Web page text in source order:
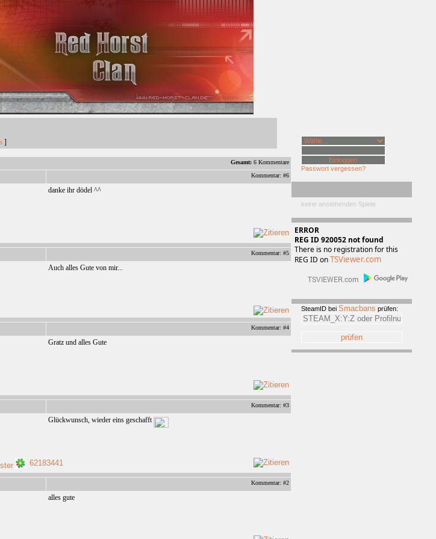
]
Gesamt:6 Kommentare
Kommentar: #6
danke ihr dödel ^^
Kommentar: #5
Auch alles Gute von mir...
Kommentar: #4
Gratz und alles Gute
Kommentar: #3
Glückwunsch, wieder eins geschafft
62183441
Kommentar: #2
alles gute
Passwort vergessen?
keine anstehenden Spiele
ERROR
REG ID 920052 not found
There is no registration for this
REG ID onTSViewer.com
SteamID bei Smacbans prüfen: